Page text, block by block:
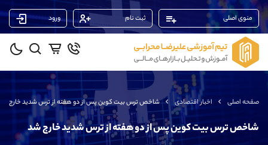
منوی اصلی ثبت نام ورود
صفحه اصلی اخبار اقتصادی شاخص ترس بیت کوین پس از دو هفته از ترس شدید خارج
شاخص ترس بیت کوین پس از دو هفته از ترس شدید خارج شد
پشتیبان فروش (یوسف فرخنده)
09194198792
شروع گفتگو
تلگرام @Armteam_admin_33
118